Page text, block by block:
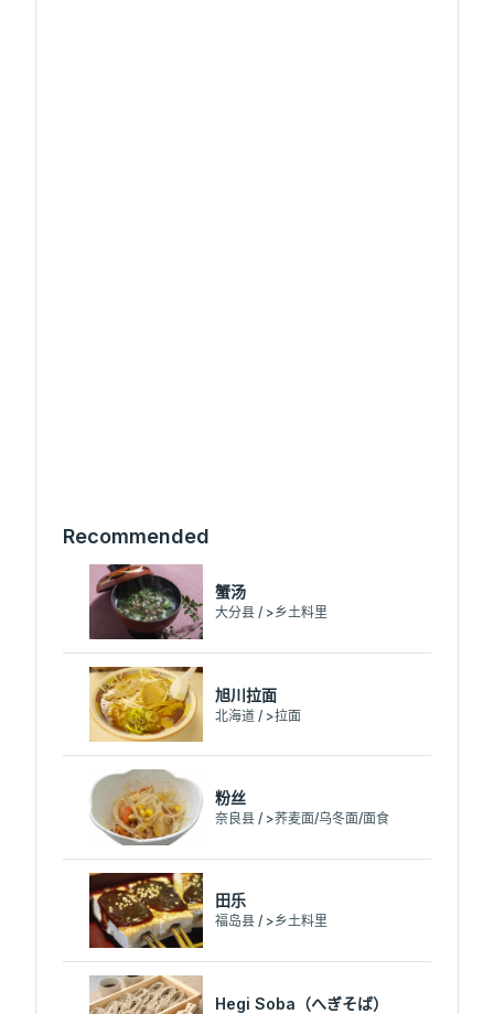
Recommended
蟹汤
大分县 / >乡土料里
旭川拉面
北海道 / >拉面
粉丝
奈良县 / >荞麦面/乌冬面/面食
田乐
福岛县 / >乡土料里
Hegi Soba（へぎそば）